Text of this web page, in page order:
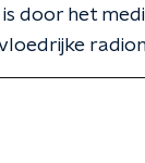
door het